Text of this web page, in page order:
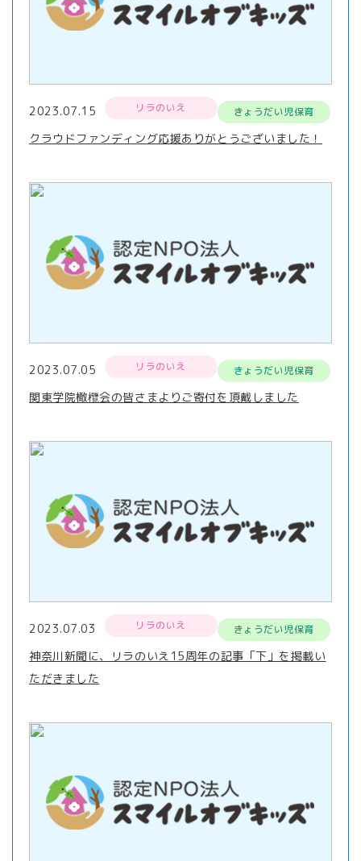
2023.07.15 リラのいえ きょうだい児保育
クラウドファンディング応援ありがとうございました！
2023.07.05 リラのいえ きょうだい児保育
関東学院橄欖会の皆さまよりご寄付を頂戴しました
2023.07.03 リラのいえ きょうだい児保育
神奈川新聞に、リラのいえ15周年の記事「下」を掲載い
ただきました